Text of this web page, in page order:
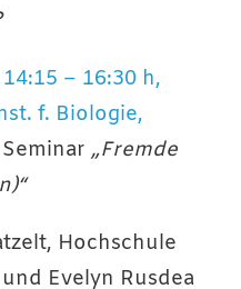
– 16:30 h,
f. Biologie,
Seminar „Fremde
Hochschule
Evelyn Rusdea